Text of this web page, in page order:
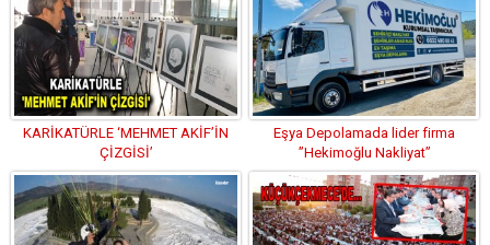
KARİKATÜRLE ‘MEHMET AKİF’İN
ÇİZGİSİ’
Eşya Depolamada lider firma
”Hekimoğlu Nakliyat”